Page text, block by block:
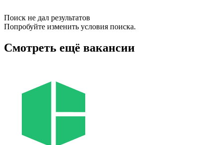
Поиск не дал результатов
Попробуйте изменить условия поиска.
Смотреть ещё вакансии